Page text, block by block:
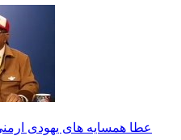
عطا همسایه های یهودی